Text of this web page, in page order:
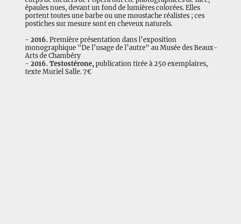
épaules nues, devant un fond de lumières colorées. Elles
portent toutes une barbe ou une moustache réalistes ; ces
postiches sur mesure sont en cheveux naturels.
- 2016. Première présentation dans l’exposition
monographique "De l’usage de l’autre" au Musée des Beaux-
Arts de Chambéry
- 2016. Testostérone, publication tirée à 250 exemplaires,
texte Muriel Salle. 7€